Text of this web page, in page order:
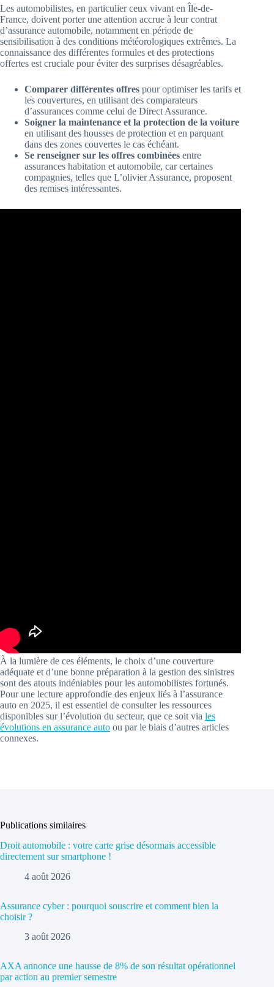
Les automobilistes, en particulier ceux vivant en Île-de-
France, doivent porter une attention accrue à leur contrat
d’assurance automobile, notamment en période de
sensibilisation à des conditions météorologiques extrêmes. La
connaissance des différentes formules et des protections
offertes est cruciale pour éviter des surprises désagréables.
Comparer différentes offres pour optimiser les tarifs et
les couvertures, en utilisant des comparateurs
d’assurances comme celui de Direct Assurance.
Soigner la maintenance et la protection de la voiture
en utilisant des housses de protection et en parquant
dans des zones couvertes le cas échéant.
Se renseigner sur les offres combinées entre
assurances habitation et automobile, car certaines
compagnies, telles que L’olivier Assurance, proposent
des remises intéressantes.
À la lumière de ces éléments, le choix d’une couverture
adéquate et d’une bonne préparation à la gestion des sinistres
sont des atouts indéniables pour les automobilistes fortunés.
Pour une lecture approfondie des enjeux liés à l’assurance
auto en 2025, il est essentiel de consulter les ressources
disponibles sur l’évolution du secteur, que ce soit via les
évolutions en assurance auto ou par le biais d’autres articles
connexes.
Publications similaires
Droit automobile : votre carte grise désormais accessible
directement sur smartphone !
4 août 2026
Assurance cyber : pourquoi souscrire et comment bien la
choisir ?
3 août 2026
AXA annonce une hausse de 8% de son résultat opérationnel
par action au premier semestre